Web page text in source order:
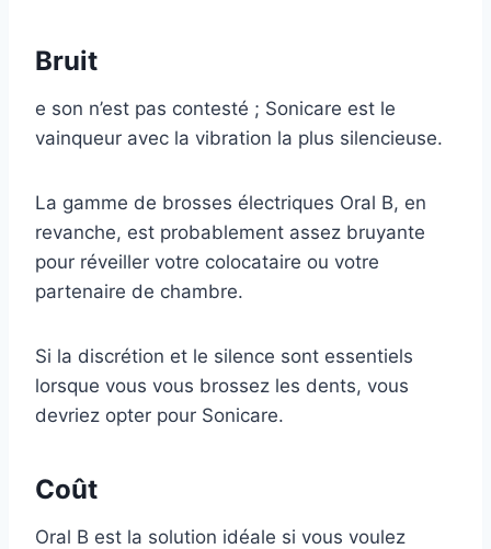
Bruit
e son n’est pas contesté ; Sonicare est le
vainqueur avec la vibration la plus silencieuse.
La gamme de brosses électriques Oral B, en
revanche, est probablement assez bruyante
pour réveiller votre colocataire ou votre
partenaire de chambre.
Si la discrétion et le silence sont essentiels
lorsque vous vous brossez les dents, vous
devriez opter pour Sonicare.
Coût
Oral B est la solution idéale si vous voulez